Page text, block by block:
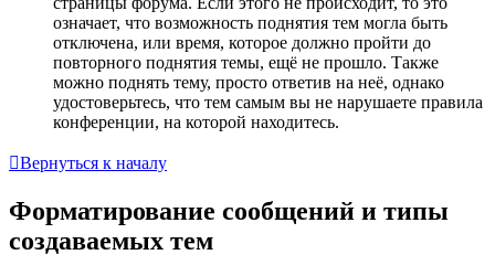
означает, что возможность поднятия тем могла быть
отключена, или время, которое должно пройти до
повторного поднятия темы, ещё не прошло. Также
можно поднять тему, просто ответив на неё, однако
удостоверьтесь, что тем самым вы не нарушаете правила
конференции, на которой находитесь.
Вернуться к началу
Форматирование сообщений и типы
создаваемых тем